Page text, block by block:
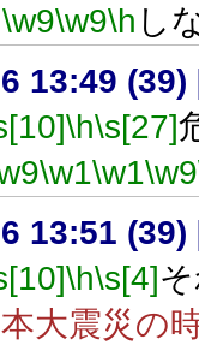
\w9\w9\h し
13:49 (39)
\h\s[27]
\w1\w1\w9
13:51 (39)
\h\s[4]
大震災の